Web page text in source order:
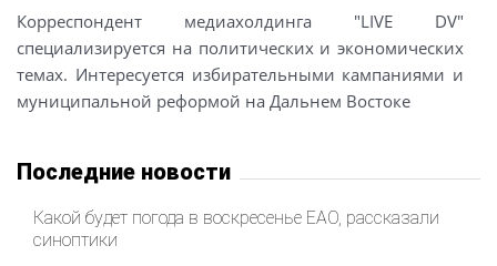
Корреспондент медиахолдинга "LIVE DV"
специализируется на политических и экономических
темах. Интересуется избирательными кампаниями и
муниципальной реформой на Дальнем Востоке
Последние новости
Какой будет погода в воскресенье ЕАО, рассказали
синоптики